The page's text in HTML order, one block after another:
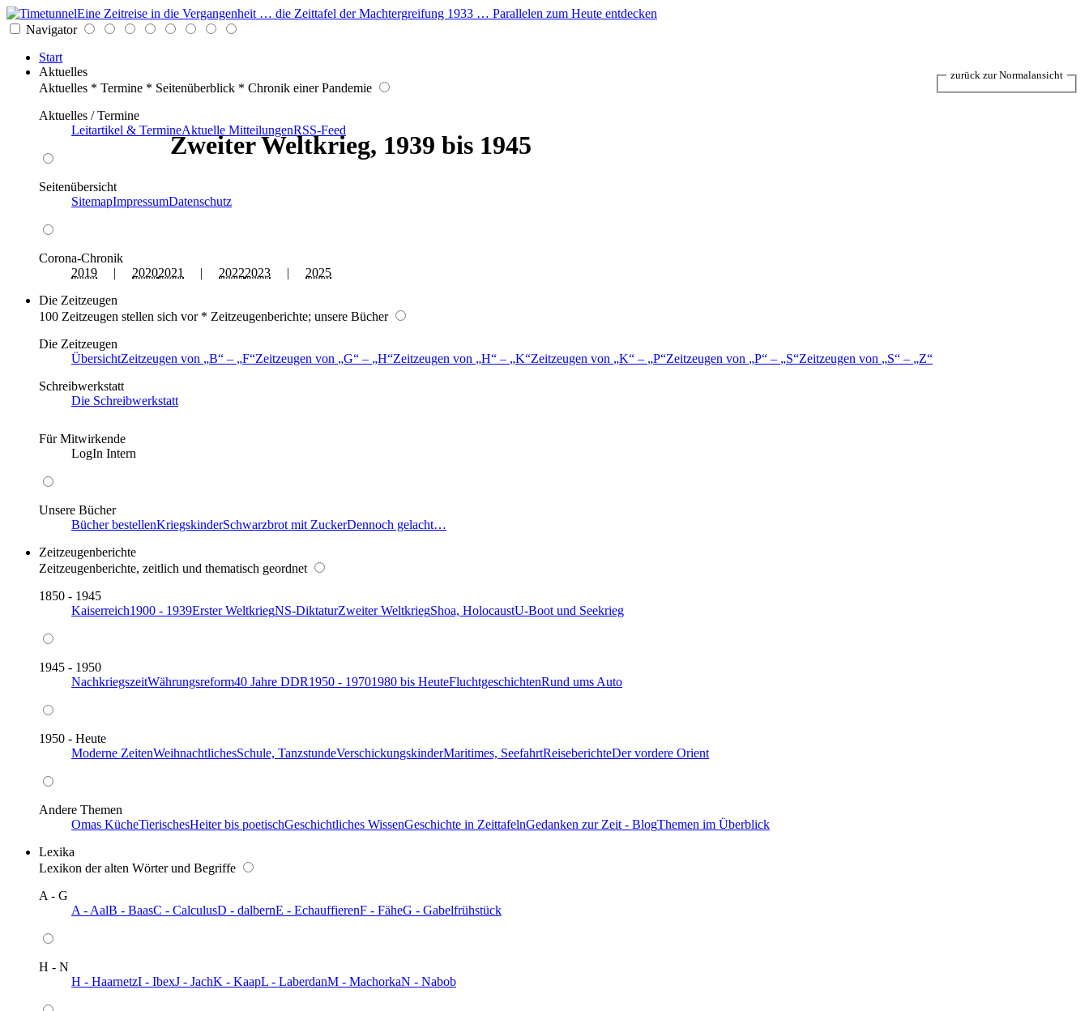
Eine Zeitreise in die Vergangenheit … die Zeittafel der Machtergreifung 1933 … Parallelen zum Heute entdecken
Navigator
Start
Aktuelles
Aktuelles * Termine * Seitenüberblick * Chronik einer Pandemie
Aktuelles / Termine
Leitartikel & TermineAktuelle MitteilungenRSS-Feed
Seitenübersicht
SitemapImpressumDatenschutz
Corona-Chronik
2019 | 20202021 | 20222023 | 2025
Die Zeitzeugen
100 Zeitzeugen stellen sich vor * Zeitzeugenberichte; unsere Bücher
Die Zeitzeugen
ÜbersichtZeitzeugen von B – F Zeitzeugen von G – H Zeitzeugen von H – K Zeitzeugen von K – P Zeitzeugen von P – S Zeitzeugen von S –
Z
Schreibwerkstatt
Die Schreibwerkstatt
Für Mitwirkende
LogIn Intern
Unsere Bücher
Bücher bestellenKriegskinderSchwarzbrot mit ZuckerDennoch gelacht…
Zeitzeugenberichte
Zeitzeugenberichte, zeitlich und thematisch geordnet
1850 - 1945
Kaiserreich1900 - 1939Erster WeltkriegNS-DiktaturZweiter WeltkriegShoa, HolocaustU-Boot und Seekrieg
1945 - 1950
NachkriegszeitWährungsreform40 Jahre DDR1950 - 19701980 bis HeuteFluchtgeschichtenRund ums Auto
1950 - Heute
Moderne ZeitenWeihnachtlichesSchule, TanzstundeVerschickungskinderMaritimes, SeefahrtReiseberichteDer vordere Orient
Andere Themen
Omas KücheTierischesHeiter bis poetischGeschichtliches WissenGeschichte in ZeittafelnGedanken zur Zeit - BlogThemen im Überblick
Lexika
Lexikon der alten Wörter und Begriffe
A - G
A - AalB - BaasC - CalculusD - dalbernE - EchauffierenF - FäheG - Gabelfrühstück
H - N
H - HaarnetzI - IbexJ - JachK - KaapL - LaberdanM - MachorkaN - Nabob
Zweiter Weltkrieg, 1939 bis 1945
zurück zur Normalansicht